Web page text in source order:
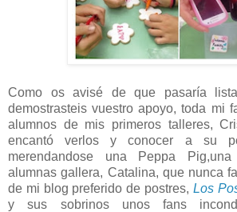
Como os avisé de que pasaría
demostrasteis vuestro apoyo, toda mi
alumnos de mis primeros talleres,
encantó verlos y conocer a su
merendandose una Peppa
alumnas gallera, Catalina, que nunca
de mi blog preferido de postres, Los
y sus sobrinos unos fans